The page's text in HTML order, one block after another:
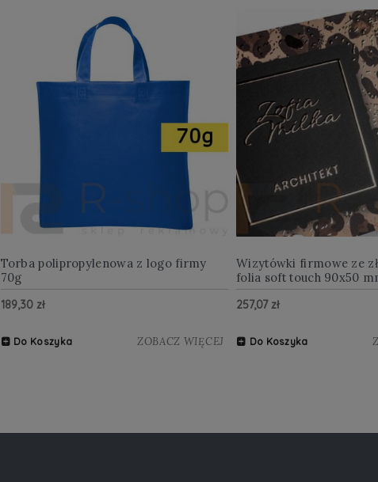
Torba polipropylenowa z logo firmy
70g
189,30 zł
Do Koszyka ZOBACZ WIĘCEJ
Wizytówki firmowe ze
folia soft touch 90x50
257,07 zł
Do Koszyka